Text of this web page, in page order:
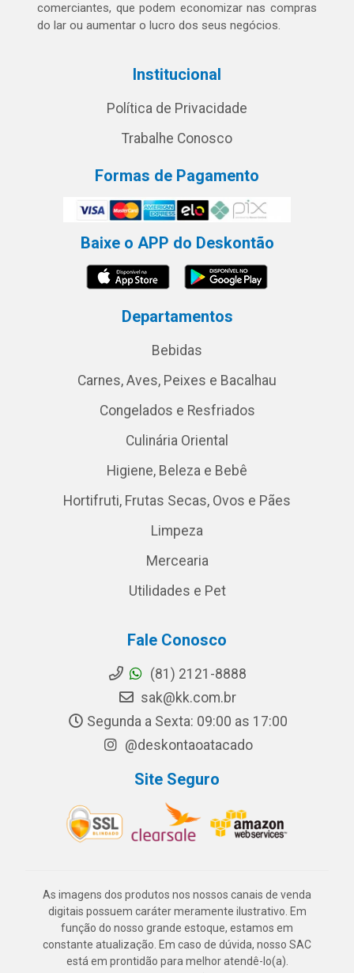
comerciantes, que podem economizar nas compras
do lar ou aumentar o lucro dos seus negócios.
Institucional
Política de Privacidade
Trabalhe Conosco
Formas de Pagamento
Baixe o APP do Deskontão
Departamentos
Bebidas
Carnes, Aves, Peixes e Bacalhau
Congelados e Resfriados
Culinária Oriental
Higiene, Beleza e Bebê
Hortifruti, Frutas Secas, Ovos e Pães
Limpeza
Mercearia
Utilidades e Pet
Fale Conosco
(81) 2121-8888
sak@kk.com.br
Segunda a Sexta: 09:00 as 17:00
@deskontaoatacado
Site Seguro
As imagens dos produtos nos nossos canais de venda
digitais possuem caráter meramente ilustrativo. Em
função do nosso grande estoque, estamos em
constante atualização. Em caso de dúvida, nosso SAC
está em prontidão para melhor atendê-lo(a).